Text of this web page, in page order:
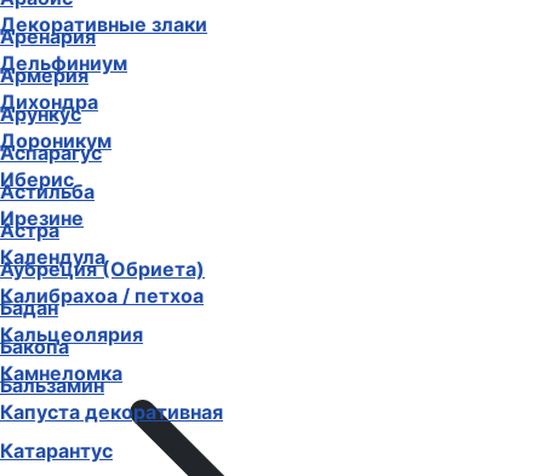
Аренария
Армерия
Арункус
Аспарагус
Астильба
Астра
Аубреция (Обриета)
Бадан
Бакопа
Бальзамин
Декоративные злаки
Дельфиниум
Дихондра
Дороникум
Иберис
Ирезине
Календула
Калибрахоа / петхоа
Кальцеолярия
Камнеломка
Капуста декоративная
Катарантус